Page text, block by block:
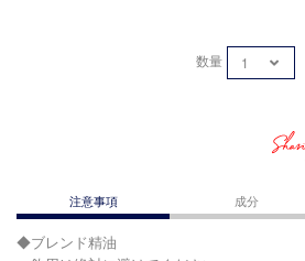
数量
注意事項 成分
◆ブレンド精油